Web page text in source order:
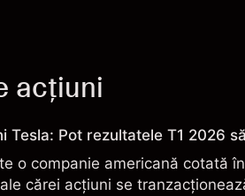
acțiuni
Tesla: Pot rezultatele T1 2026
o companie americană cotată
cărei acțiuni se